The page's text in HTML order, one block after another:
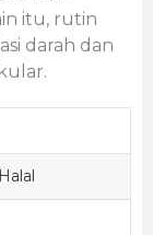
itu, rutin
darah dan